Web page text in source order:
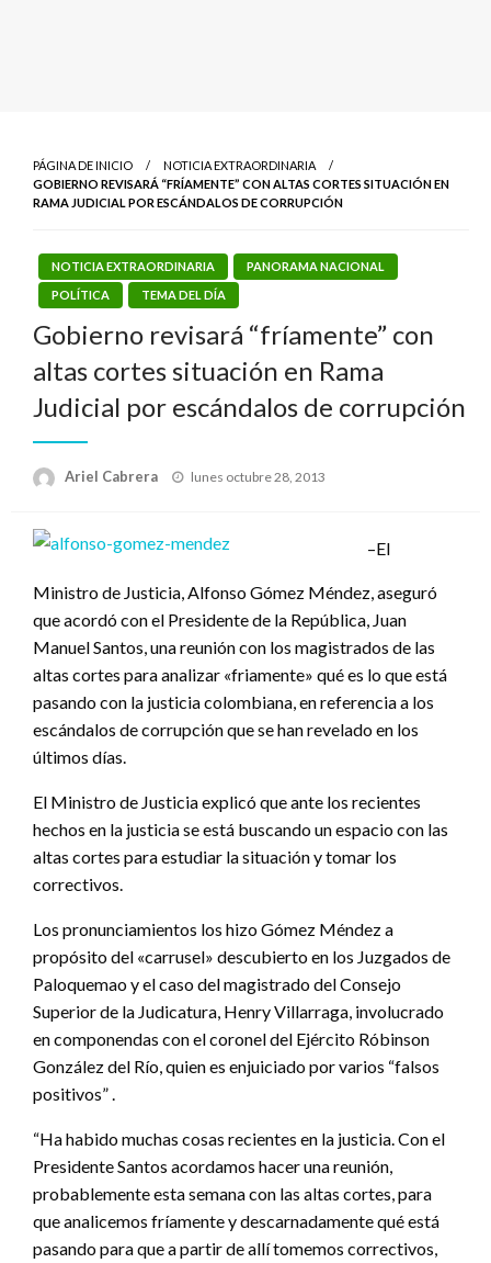
PÁGINA DE INICIO
NOTICIA EXTRAORDINARIA
GOBIERNO REVISARÁ “FRÍAMENTE” CON ALTAS CORTES SITUACIÓN EN
RAMA JUDICIAL POR ESCÁNDALOS DE CORRUPCIÓN
NOTICIA EXTRAORDINARIA
PANORAMA NACIONAL
POLÍTICA
TEMA DEL DÍA
Gobierno revisará “fríamente” con
altas cortes situación en Rama
Judicial por escándalos de corrupción
Ariel Cabrera
Publicado
lunes octubre 28, 2013
–El
Ministro de Justicia, Alfonso Gómez Méndez, aseguró
que acordó con el Presidente de la República, Juan
Manuel Santos, una reunión con los magistrados de las
altas cortes para analizar «friamente» qué es lo que está
pasando con la justicia colombiana, en referencia a los
escándalos de corrupción que se han revelado en los
últimos días.
El Ministro de Justicia explicó que ante los recientes
hechos en la justicia se está buscando un espacio con las
altas cortes para estudiar la situación y tomar los
correctivos.
Los pronunciamientos los hizo Gómez Méndez a
propósito del «carrusel» descubierto en los Juzgados de
Paloquemao y el caso del magistrado del Consejo
Superior de la Judicatura, Henry Villarraga, involucrado
en componendas con el coronel del Ejército Róbinson
González del Río, quien es enjuiciado por varios “falsos
positivos” .
“Ha habido muchas cosas recientes en la justicia. Con el
Presidente Santos acordamos hacer una reunión,
probablemente esta semana con las altas cortes, para
que analicemos fríamente y descarnadamente qué está
pasando para que a partir de allí tomemos correctivos,